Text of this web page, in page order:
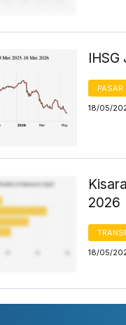
IHSG
PASAR
18/05/
2026
18/05/